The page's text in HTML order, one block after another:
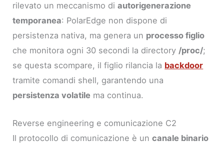
rilevato un meccanismo diautorigenerazione
temporanea: PolarEdge non dispone di
persistenza nativa, ma genera un processo figlio
che monitora ogni 30 secondi la directory /proc/;
se questa scompare, il figlio rilancia la backdoor
tramite comandi shell, garantendo una
persistenza volatile ma continua.
Reverse engineering e comunicazione C2
Il protocollo di comunicazione è uncanale binario